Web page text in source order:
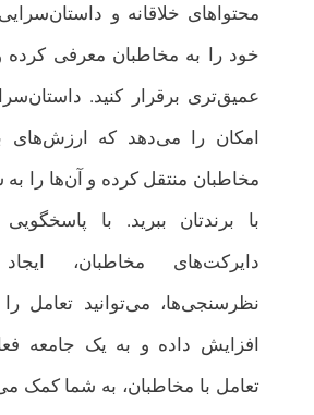
محتواهای خلاقانه و
خود را به مخاطبان معرفی کرده و
عمیق‌تری برقرار کنید.
امکان را می‌دهد که ارزش‌های
مخاطبان منتقل کرده و آن‌ها را
با برندتان ببرید. با
دایرکت‌های مخاطبان،
نظرسنجی‌ها، می‌توانید تعامل
افزایش داده و به یک جامعه
تعامل با مخاطبان، به شما کمک